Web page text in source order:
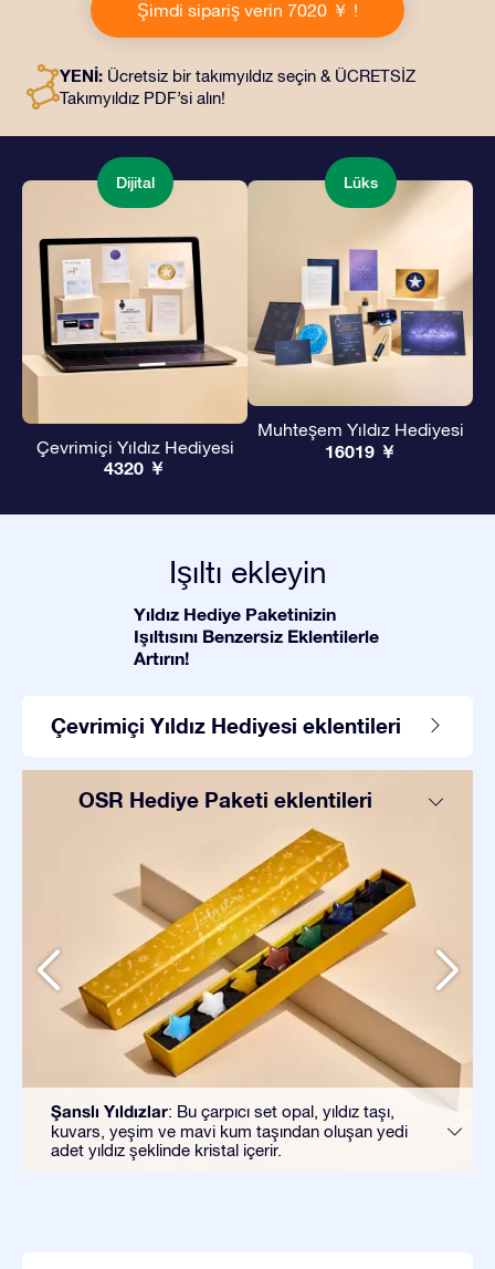
adrese teslimatı ile çevrimiçi belgeler ve uygulamalara
erişim imkanı bu pakete dahildir. Bu, arkadaşlarınıza ve
yoludur.
Şimdi sipariş verin 7020 ￥ !
YENİ: Ücretsiz bir takımyıldız seçin & ÜCRETSİZ
Takımyıldız PDF’si alın!
Dijital
Çevrimiçi Yıldız Hediyesi
4320 ￥
Lüks
Muhteşem Yıldız Hediyesi
16019 ￥
Işıltı ekleyin
Yıldız Hediye Paketinizin
Işıltısını Benzersiz Eklentilerle
Artırın!
Çevrimiçi Yıldız Hediyesi eklentileri
OSR Hediye Paketi eklentileri
Şanslı Yıldızlar: Bu çarpıcı set opal, yıldız taşı,
kuvars, yeşim ve mavi kum taşından oluşan yedi
adet yıldız şeklinde kristal içerir.